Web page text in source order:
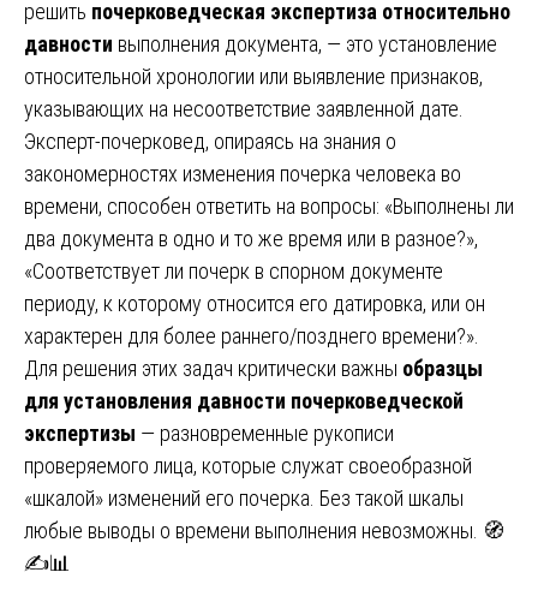
решить почерковедческая экспертиза относительно
давности выполнения документа, — это установление
относительной хронологии или выявление признаков,
указывающих на несоответствие заявленной дате.
Эксперт-почерковед, опираясь на знания о
закономерностях изменения почерка человека во
времени, способен ответить на вопросы: «Выполнены ли
два документа в одно и то же время или в разное?»,
«Соответствует ли почерк в спорном документе
периоду, к которому относится его датировка, или он
характерен для более раннего/позднего времени?».
Для решения этих задач критически важны образцы
для установления давности почерковедческой
экспертизы — разновременные рукописи
проверяемого лица, которые служат своеобразной
«шкалой» изменений его почерка. Без такой шкалы
любые выводы о времени выполнения невозможны. 🧭
✍️📊